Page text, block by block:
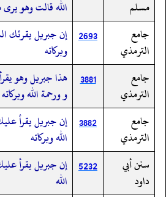
مسلم
الله قالت وهو
جامع
الترمذي
2693 إن جبريل يقرئك
وبركاته
جامع
الترمذي
3881
هذا جبريل وهو
و ورحمة الله
جامع
الترمذي
3882 إن جبريل يقرأ
الله وبركاته
سنن أبي
داود
5232 إن جبريل يقرأ
الله